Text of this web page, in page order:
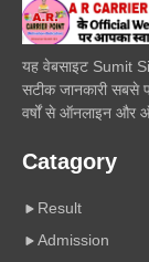
यह वेबसाइट Sumit
सटीक जानकारी सबसे
वर्षों से ऑनलाइन और
Catagory
Result
Admission